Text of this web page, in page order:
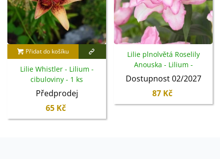
Přidat do košíku
Lilie Whistler - Lilium -
cibuloviny - 1 ks
Předprodej
65 Kč
Lilie plnolvětá Roselily
Anouska - Lilium -
cibuloviny - 1 ks
Dostupnost 02/2027
87 Kč